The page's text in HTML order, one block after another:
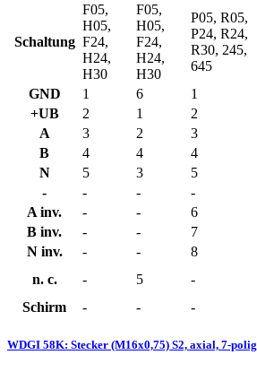
Schaltung
F05,
H05,
F24,
H24,
H30
F05,
H05,
F24,
H24,
H30
P05, R05,
P24, R24,
R30, 245,
645
GND 1 6 1
+UB
2 1 2
A
3 2 3
B
4 4 4
N
5 3 5
-
- - -
A inv.
- - 6
B inv.
- - 7
N inv.
- - 8
n. c.
- 5 -
Schirm
- - -
WDGI 58K: Stecker (M16x0,75) S2, axial, 7-polig